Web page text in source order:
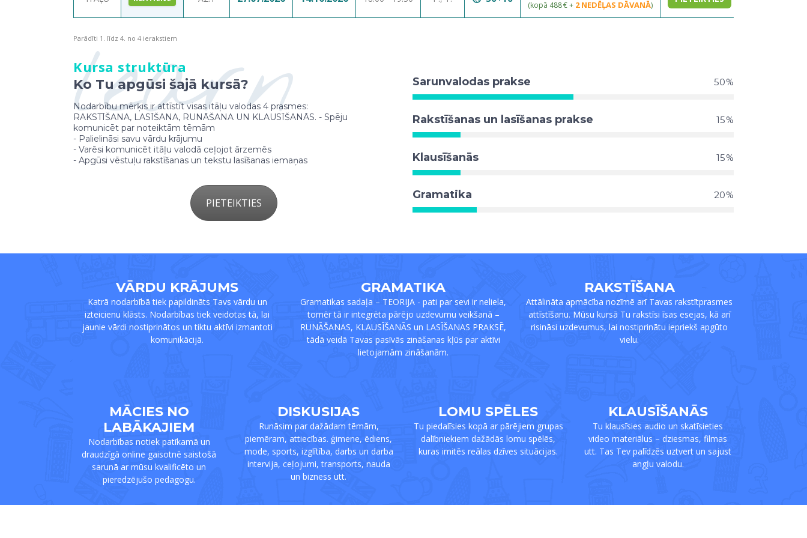
(kopā 488 € + 2 NEDĒĻAS DĀVANĀ)
Parādīti 1. līdz 4. no 4 ierakstiem
learn
Kursa struktūra
Ko Tu apgūsi šajā kursā?
Nodarbību mērķis ir attīstīt visas itāļu valodas 4 prasmes:
RAKSTĪŠANA, LASĪŠANA, RUNĀŠANA UN KLAUSĪŠANĀS. - Spēju
komunicēt par noteiktām tēmām
- Palielināsi savu vārdu krājumu
- Varēsi komunicēt itāļu valodā ceļojot ārzemēs
- Apgūsi vēstuļu rakstīšanas un tekstu lasīšanas iemaņas
PIETEIKTIES
Sarunvalodas prakse 50
Rakstīšanas un lasīšanas prakse 15
Klausīšanās 15
Gramatika 20
VĀRDU KRĀJUMS
Katrā nodarbībā tiek papildināts Tavs vārdu un
izteicienu klāsts. Nodarbības tiek veidotas tā, lai
jaunie vārdi nostiprinātos un tiktu aktīvi izmantoti
komunikācijā.
GRAMATIKA
Gramatikas sadaļa – TEORIJA - pati par sevi ir neliela,
tomēr tā ir integrēta pārējo uzdevumu veikšanā –
RUNĀŠANAS, KLAUSĪŠANĀS un LASĪŠANAS PRAKSĒ,
tādā veidā Tavas pasīvās zināšanas kļūs par aktīvi
lietojamām zināšanām.
RAKSTĪŠANA
Attālināta apmācība nozīmē arī Tavas rakstītprasmes
attīstīšanu. Mūsu kursā Tu rakstīsi īsas esejas, kā arī
risināsi uzdevumus, lai nostiprinātu iepriekš apgūto
vielu.
MĀCIES NO
LABĀKAJIEM
Nodarbības notiek patīkamā un
draudzīgā online gaisotnē saistošā
sarunā ar mūsu kvalificēto un
pieredzējušo pedagogu.
DISKUSIJAS
Runāsim par dažādam tēmām,
piemēram, attiecības. ģimene, ēdiens,
mode, sports, izglītība, darbs un darba
intervija, ceļojumi, transports, nauda
un bizness utt.
LOMU SPĒLES
Tu piedalīsies kopā ar pārējiem grupas
dalībniekiem dažādās lomu spēlēs,
kuras imitēs reālas dzīves situācijas.
KLAUSĪŠANĀS
Tu klausīsies audio un skatīsieties
video materiālus – dziesmas, filmas
utt. Tas Tev palīdzēs uztvert un sajust
angļu valodu.